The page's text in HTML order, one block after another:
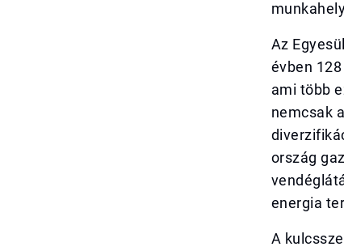
Az
évben
ami több
nemcsak
ország
energia
A